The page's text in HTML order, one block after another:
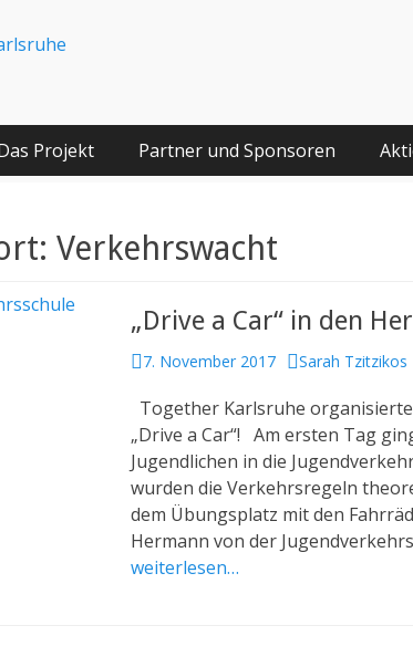
Karlsruhe
Menschen mit Fluchterfahrung und
Projekt Partner und Sponsoren
Verkehrswacht
„Drive a Car“ in den
Posted
7. November 2017 Author
Sarah Tzitzikos
Together Karlsruhe
„Drive a Car“! Am ersten Tag
Jugendlichen in die
wurden die Verkehrsregeln
dem Übungsplatz mit den
Hermann von der
weiterlesen…